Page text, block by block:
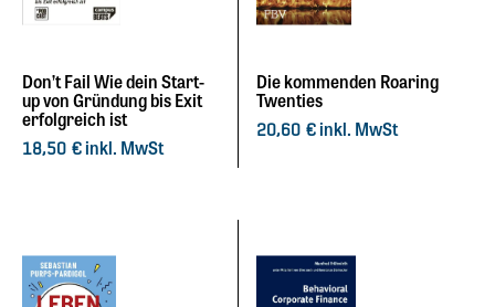
Don’t Fail Wie dein Start-
up von Gründung bis Exit
erfolgreich ist
18,50 € inkl. MwSt
Die kommenden Roaring
Twenties
20,60 € inkl. MwSt